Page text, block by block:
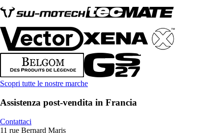
Scopri tutte le nostre marche
Assistenza post-vendita in Francia
Contattaci
11 rue Bernard Maris